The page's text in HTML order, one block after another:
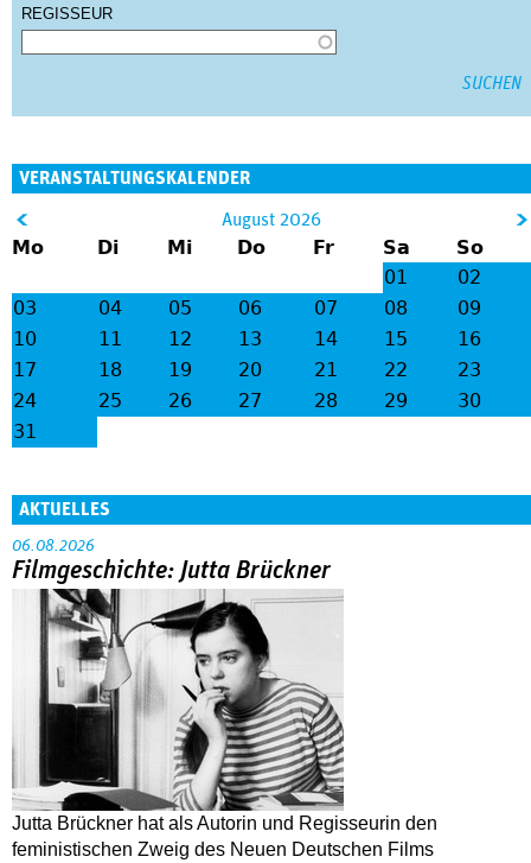
REGISSEUR
VERANSTALTUNGSKALENDER
lt;
August 2026
Mo Di Mi Do Fr Sa
So
01
02
03
04 05 06 07 08
09
10
11 12 13 14 15
16
17
18 19 20 21 22
23
24
25 26 27 28 29
30
31
AKTUELLES
06.08.2026
Filmgeschichte: Jutta Brückner
Jutta Brückner hat als Autorin und Regisseurin den
feministischen Zweig des Neuen Deutschen Films